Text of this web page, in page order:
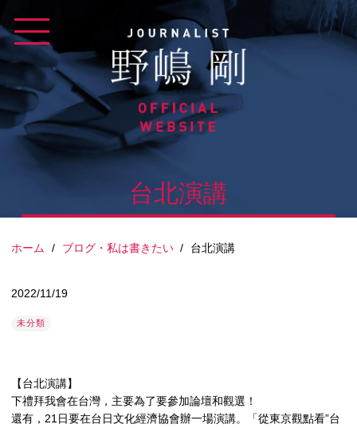
to
content
台北演講
ホーム / ブログ・私は書きたい / 台北演講
2022/11/19
未分類
【台北演講】
下禮拜我會在台灣，主要為了要參加論壇和觀選！
還有，21日要在台日文化經濟協會辦一場演講。「從東京觀點看”台